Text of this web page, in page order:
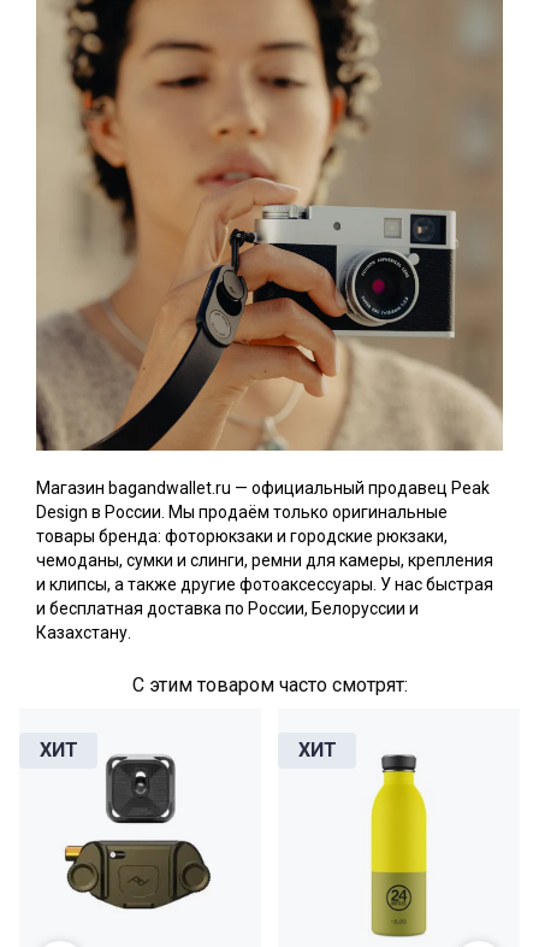
Магазин bagandwallet.ru — официальный продавец Peak
Design в России. Мы продаём только оригинальные
товары бренда: фоторюкзаки и городские рюкзаки,
чемоданы, сумки и слинги, ремни для камеры, крепления
и клипсы, а также другие фотоаксессуары. У нас быстрая
и бесплатная доставка по России, Белоруссии и
Казахстану.
С этим товаром часто смотрят: